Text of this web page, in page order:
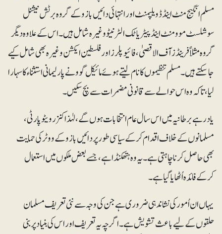
مسلم انگیج منٹ اینڈ ڈویلپمنٹ اور انتہائی دائیں بازو کے گروہ برٹش نیشنل
سوشلسٹ موومنٹ اینڈ پیٹریاٹک الٹرنیٹو وغیرہ شامل ہیں۔ اس کے علاوہ دیگر
گروہ مثلاً فرینڈز آف الاقصیٰ ، فائیو پلرز اور فلسطین ایکشن وغیرہ بھی شامل کیے
جاسکتے ہیں۔ مسلم تنظیموں کا نام لیتے ہوئے مائیکل گوونے پارلیمانی استثناء کا سہارا
لیا، تاکہ وہ اس حوالے سے قانونی مضمرات سے بچ سکیں۔
یاد رہے برطانیہ میں اس سال عام انتخابات ہوں گے، لہٰذا کنزرویٹو پارٹی،
مسلمانوں کے خلاف اقدام کرکے سیاسی طور پر دائیں بازو کے ووٹر کی حمایت
بھی حاصل کرنا چاہتی ہے۔ یہ وہ ہتھکنڈا ہے، جسے بعض ملکوں میں استعمال
کرکے فائدہ اُٹھایا گیا ہے۔
یہاں ان اُمور کی نشاندہی ضروری ہے جن کی وجہ سے نئی تعریف مسلمان
حلقوں کے لیے باعث تشویش ہے۔اگرچہ یہ تعریف اور اس کی بنیاد پر بنی